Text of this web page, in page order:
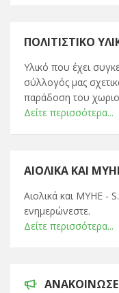
ΠΟΛΙΤΙΣΤΙΚΌ
Υλικό που έχει
σύλλογός μας
παράδοση του
Δείτε περισσότερα...
ΑΙΟΛΙΚΆ ΚΑΙ
Αιολικά και ΜΥΗΕ -
ενημερώνεστε.
Δείτε περισσότερα...